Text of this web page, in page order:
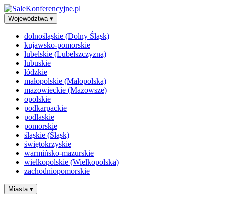
Województwa ▾
dolnośląskie (Dolny Śląsk)
kujawsko-pomorskie
lubelskie (Lubelszczyzna)
lubuskie
łódzkie
małopolskie (Małopolska)
mazowieckie (Mazowsze)
opolskie
podkarpackie
podlaskie
pomorskie
śląskie (Śląsk)
świętokrzyskie
warmińsko-mazurskie
wielkopolskie (Wielkopolska)
zachodniopomorskie
Miasta ▾